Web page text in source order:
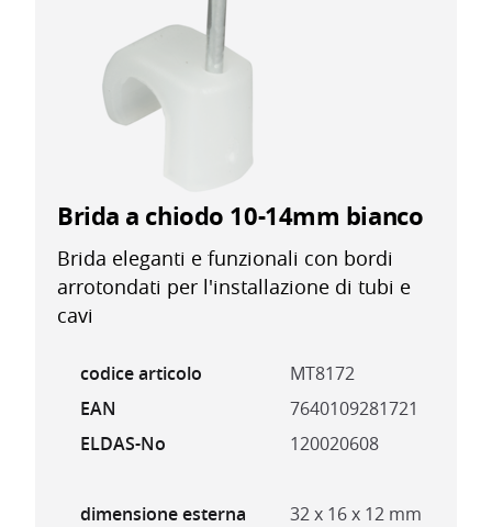
Brida a chiodo 10-14mm bianco
Brida eleganti e funzionali con bordi
arrotondati per l'installazione di tubi e
cavi
codice articolo
MT8172
EAN
7640109281721
ELDAS-No
120020608
dimensione esterna
32 x 16 x 12 mm